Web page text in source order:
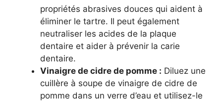
propriétés abrasives douces qui aident à
éliminer le tartre. Il peut également
neutraliser les acides de la plaque
dentaire et aider à prévenir la carie
dentaire.
Vinaigre de cidre de pomme : Diluez une
cuillère à soupe de vinaigre de cidre de
pomme dans un verre d’eau et utilisez-le